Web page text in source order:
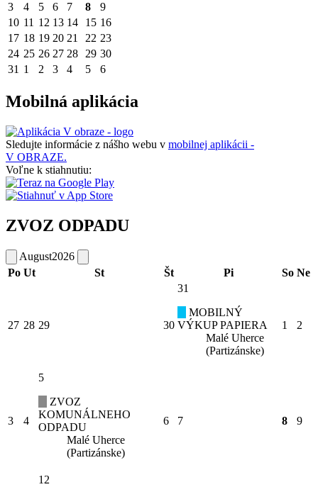
3
4 5 6 7 8
9
10 11 12 13 14 15 16
17 18 19 20 21 22 23
24 25 26 27 28 29 30
31 1 2 3 4 5 6
Mobilná aplikácia
Sledujte informácie z nášho webu v mobilnej aplikácii -
V OBRAZE.
Voľne k stiahnutiu:
ZVOZ ODPADU
August2026
Po Ut St Št Pi So Ne
27 28 29 30
31
MOBILNÝ
VÝKUP PAPIERA
Malé Uherce
(Partizánske)
1 2
3 4
5
ZVOZ
KOMUNÁLNEHO
ODPADU
Malé Uherce
(Partizánske)
6 7 8 9
12